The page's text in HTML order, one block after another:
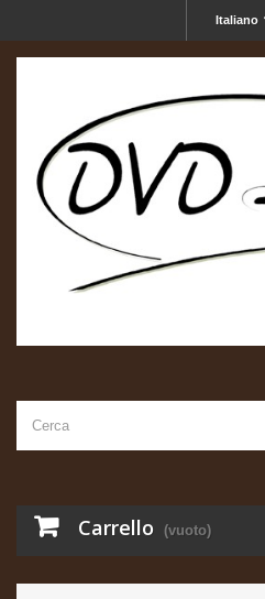
Italiano
Carrello (vuoto)